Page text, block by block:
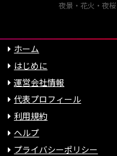
夜景・花火・夜
ホーム
はじめに
運営会社情報
代表プロフィール
利用規約
ヘルプ
プライバシーポリシー